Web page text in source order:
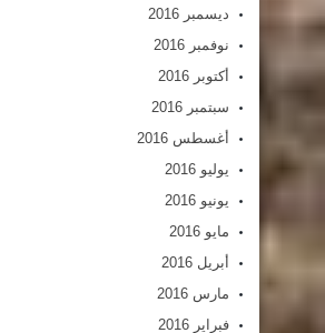
ديسمبر 2016
نوفمبر 2016
أكتوبر 2016
سبتمبر 2016
أغسطس 2016
يوليو 2016
يونيو 2016
مايو 2016
أبريل 2016
مارس 2016
فبراير 2016